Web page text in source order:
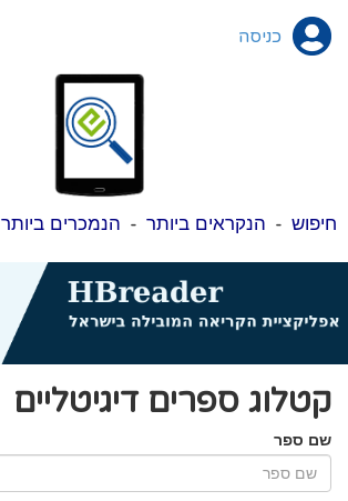
כניסה
חיפוש - הנקראים ביותר - הנמכרים ביותר
קטלוג ספרים דיגיטליים
שם ספר